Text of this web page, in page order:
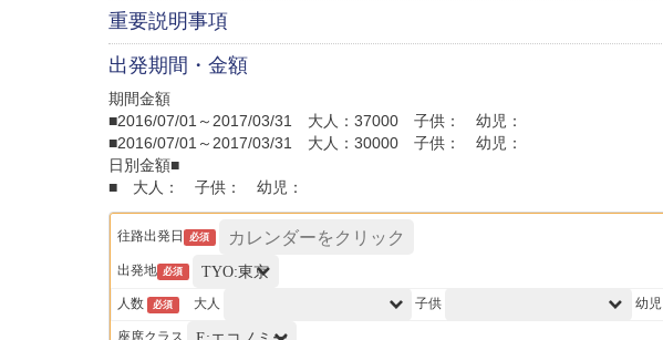
重要説明事項
出発期間・金額
期間金額
■2016/07/01～2017/03/31 大人：37000 子供： 幼児：
■2016/07/01～2017/03/31 大人：30000 子供： 幼児：
日別金額■
■ 大人： 子供： 幼児：
往路出発日 必須
出発地 必須
人数 必須 大人 子供 幼児
座席クラス